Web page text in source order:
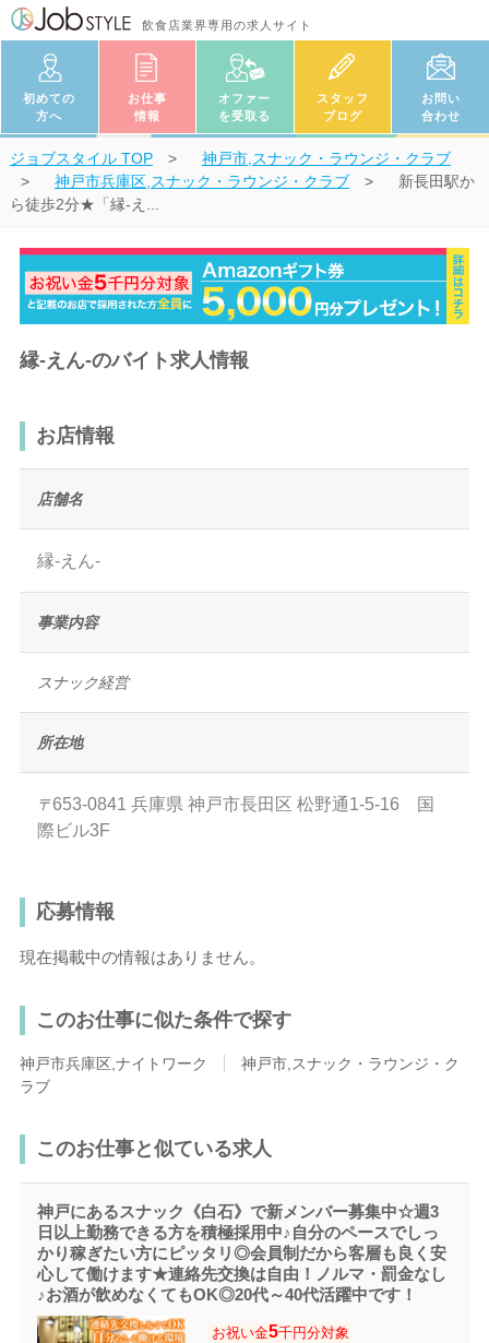
飲食店業界専用の求人サイト
初めての
方へ
お仕事
情報
オファー
を受取る
スタッフ
ブログ
お問い
合わせ
ジョブスタイルTOP
神戸市,スナック・ラウンジ・クラブ
神戸市兵庫区,スナック・ラウンジ・クラブ
新長田駅か
ら徒歩2分★「縁-え...
縁-えん-のバイト求人情報
お店情報
店舗名
縁-えん-
事業内容
スナック経営
所在地
〒653-0841 兵庫県 神戸市長田区 松野通1-5-16 国
際ビル3F
応募情報
現在掲載中の情報はありません。
このお仕事に似た条件で探す
神戸市兵庫区,ナイトワーク
神戸市,スナック・ラウンジ・ク
ラブ
このお仕事と似ている求人
神戸にあるスナック《白石》で新メンバー募集中☆週3
日以上勤務できる方を積極採用中♪自分のペースでしっ
かり稼ぎたい方にピッタリ◎会員制だから客層も良く安
心して働けます★連絡先交換は自由！ノルマ・罰金なし
♪お酒が飲めなくてもOK◎20代～40代活躍中です！
お祝い金5千円分対象